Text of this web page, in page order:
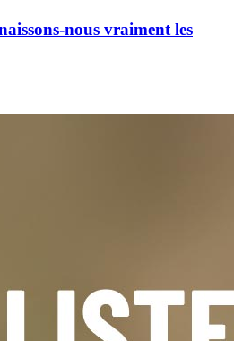
nous vraiment les